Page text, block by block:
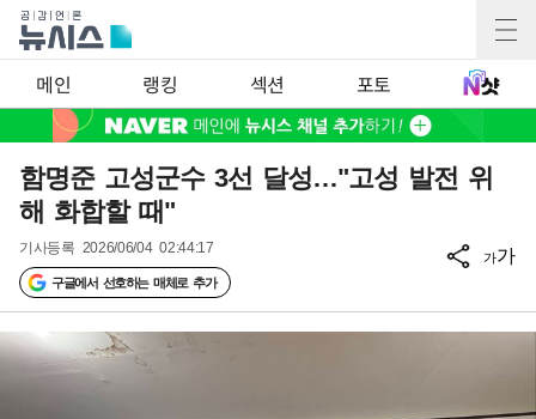
메인 랭킹 섹션 포토
함명준 고성군수 3선 달성…"고성 발전 위
해 화합할 때"
기사등록 2026/06/04 02:44:17
구글에서 선호하는 매체로 추가
가가